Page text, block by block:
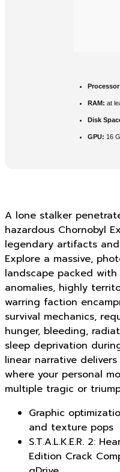
RAM: at
Disk
GPU: 16
A lone stalker
hazardous Chornobyl
legendary artifacts
Explore a massive,
landscape packed
anomalies, highly
warring faction
survival mechanics,
hunger, bleeding,
sleep deprivation
linear narrative
where your personal
multiple tragic or
Graphic
and texture pops
S.T.A.L.K.E.R. 2:
Edition Crack